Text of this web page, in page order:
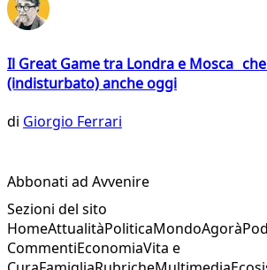
Il Great Game tra Londra e Mosca
(indisturbato) anche oggi
di Giorgio Ferrari
Abbonati ad Avvenire
Sezioni del sito
HomeAttualitàPoliticaMondoAgorà
CommentiEconomiaVita e